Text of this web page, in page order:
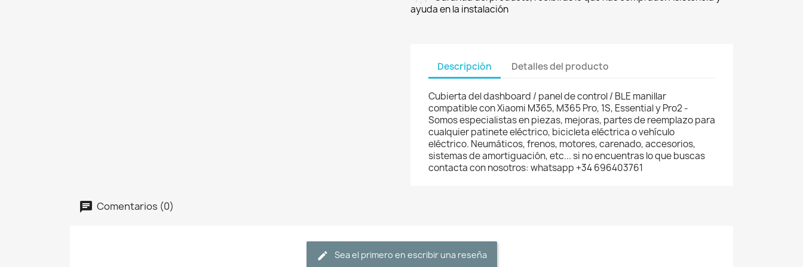
ayuda en la instalación
Descripción Detalles del producto
Cubierta del dashboard / panel de control / BLE manillar
compatible con Xiaomi M365, M365 Pro, 1S, Essential y Pro2 -
Somos especialistas en piezas, mejoras, partes de reemplazo para
cualquier patinete eléctrico, bicicleta eléctrica o vehículo
eléctrico. Neumáticos, frenos, motores, carenado, accesorios,
sistemas de amortiguación, etc... si no encuentras lo que buscas
contacta con nosotros: whatsapp +34 696403761
Comentarios (0)
Sea el primero en escribir una reseña